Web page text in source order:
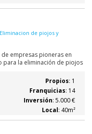
Eliminacion de piojos y
de empresas pioneras en
para la eliminación de piojos
de los centros SIN
Propios: 1
Franquicias: 14
Inversión: 5.000 €
Local: 40m²